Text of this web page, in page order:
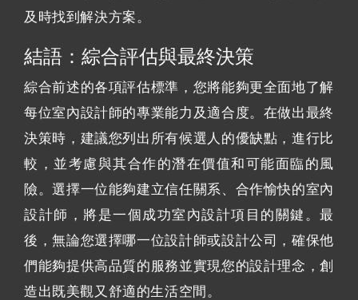
及時找到解決方案。
結語：綜合評估與最終決策
綜合前述的各項評估標準，您將能夠更全面地了解
每位室內設計師的專業能力及適合度。在做出最終
決策時，建議您列出所有候選人的優缺點，進行比
較，並考慮與其合作的潛在價值和可能面臨的風
險。選擇一位能夠建立信任關系、合作愉快的室內
設計師，將是一個成功室內設計項目的關鍵。最
後，無論您選擇哪一位設計師或設計公司，確保他
們能夠提供高品質的服務並實現您的設計理念，創
造出既美觀又舒適的生活空間。